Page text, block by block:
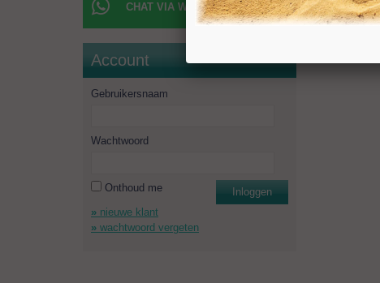
CHAT VIA WHATSAPP
Account
Gebruikersnaam
Wachtwoord
Onthoud me
Inloggen
nieuwe klant
wachtwoord vergeten